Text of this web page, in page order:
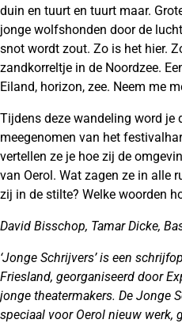
duin en tuurt en tuurt maar.
jonge wolfshonden door de
snot wordt zout. Zo is het hier.
zandkorreltje in de Noordzee.
Eiland, horizon, zee. Neem me
Tijdens deze wandeling word je
meegenomen van het
vertellen ze je hoe zij de
van Oerol. Wat zagen ze in alle
zij in de stilte? Welke woorden
David Bisschop, Tamar Dicke,
‘Jonge Schrijvers’ is een
Friesland, georganiseerd door
jonge theatermakers. De Jonge
speciaal voor Oerol nieuw werk,